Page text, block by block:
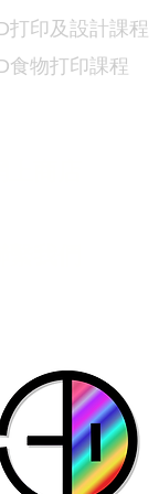
打印及設計課程
食物打印課程